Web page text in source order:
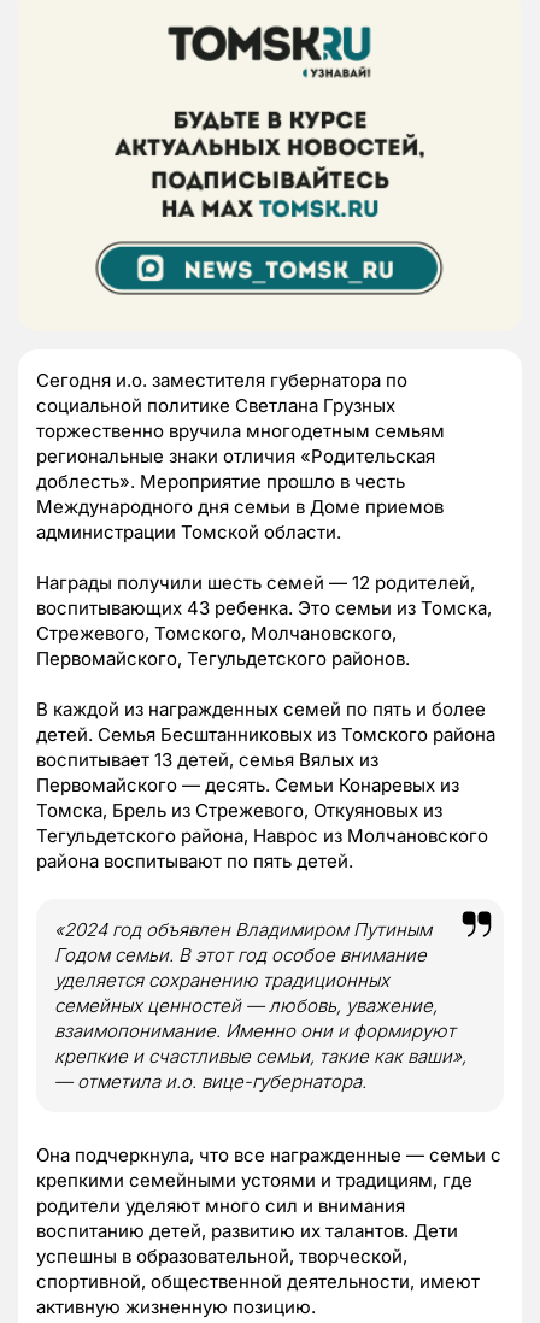
Сегодня и.о. заместителя губернатора по
социальной политике Светлана Грузных
торжественно вручила многодетным семьям
региональные знаки отличия «Родительская
доблесть». Мероприятие прошло в честь
Международного дня семьи в Доме приемов
администрации Томской области.
Награды получили шесть семей — 12 родителей,
воспитывающих 43 ребенка. Это семьи из Томска,
Стрежевого, Томского, Молчановского,
Первомайского, Тегульдетского районов.
В каждой из награжденных семей по пять и более
детей. Семья Бесштанниковых из Томского района
воспитывает 13 детей, семья Вялых из
Первомайского — десять. Семьи Конаревых из
Томска, Брель из Стрежевого, Откуяновых из
Тегульдетского района, Наврос из Молчановского
района воспитывают по пять детей.
«2024 год объявлен Владимиром Путиным
Годом семьи. В этот год особое внимание
уделяется сохранению традиционных
семейных ценностей — любовь, уважение,
взаимопонимание. Именно они и формируют
крепкие и счастливые семьи, такие как ваши»,
— отметила и.о. вице-губернатора.
Она подчеркнула, что все награжденные — семьи с
крепкими семейными устоями и традициям, где
родители уделяют много сил и внимания
воспитанию детей, развитию их талантов. Дети
успешны в образовательной, творческой,
спортивной, общественной деятельности, имеют
активную жизненную позицию.